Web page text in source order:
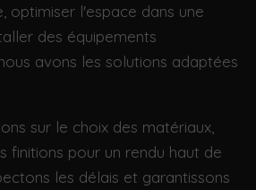
optimiser l'espace dans une
des équipements
avons les solutions adaptées
sur le choix des matériaux,
finitions pour un rendu haut de
les délais et garantissons